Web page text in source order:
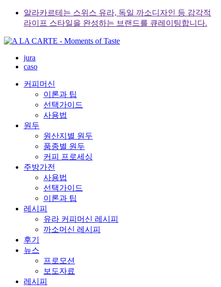
Skip
content
알라카르테는 스위스 유라, 독일 까소디자인 등 감각적
라이프 스타일을 완성하는 브랜드를 큐레이팅합니다.
jura
caso
커피머신
이론과 팁
선택가이드
사용법
원두
원산지별 원두
품종별 원두
커피 프로세싱
주방가전
사용법
선택가이드
이론과 팁
레시피
유라 커피머신 레시피
까소머신 레시피
후기
뉴스
프로모션
보도자료
레시피